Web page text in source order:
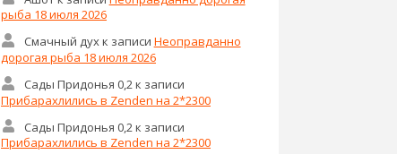
рыба 18 июля 2026
Смачный духк записи Неоправданно
дорогая рыба 18 июля 2026
Сады Придонья 0,2к записи
Прибарахлились в Zenden на 2*2300
Сады Придонья 0,2 к записи
Прибарахлились в Zenden на 2*2300